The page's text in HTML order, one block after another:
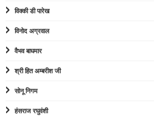
विक्की डी पारेख
विनोद अग्रवाल
वैभव बाघमार
श्री हित अम्बरीश जी
सोनू निगम
हंसराज रघुवंशी